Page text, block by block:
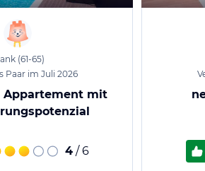
(61-65)
Paar im Juli 2026
Appartement mit
4 / 6